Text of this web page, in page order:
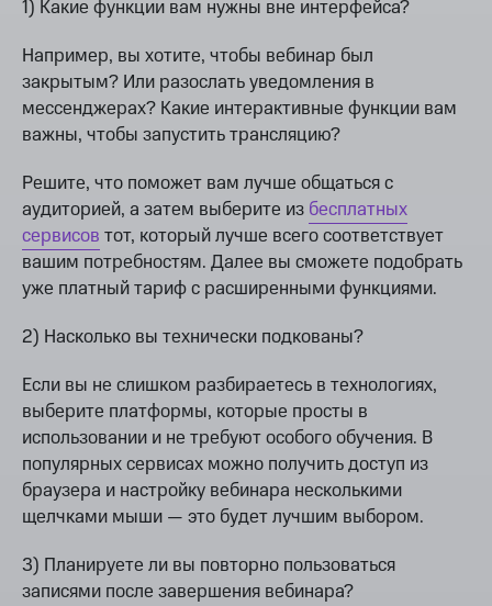
1) Какие функции вам нужны вне интерфейса?
Например, вы хотите, чтобы вебинар был
закрытым? Или разослать уведомления в
мессенджерах? Какие интерактивные функции вам
важны, чтобы запустить трансляцию?
Решите, что поможет вам лучше общаться с
аудиторией, а затем выберите из бесплатных
сервисов тот, который лучше всего соответствует
вашим потребностям. Далее вы сможете подобрать
уже платный тариф с расширенными функциями.
2) Насколько вы технически подкованы?
Если вы не слишком разбираетесь в технологиях,
выберите платформы, которые просты в
использовании и не требуют особого обучения. В
популярных сервисах можно получить доступ из
браузера и настройку вебинара несколькими
щелчками мыши — это будет лучшим выбором.
3) Планируете ли вы повторно пользоваться
записями после завершения вебинара?